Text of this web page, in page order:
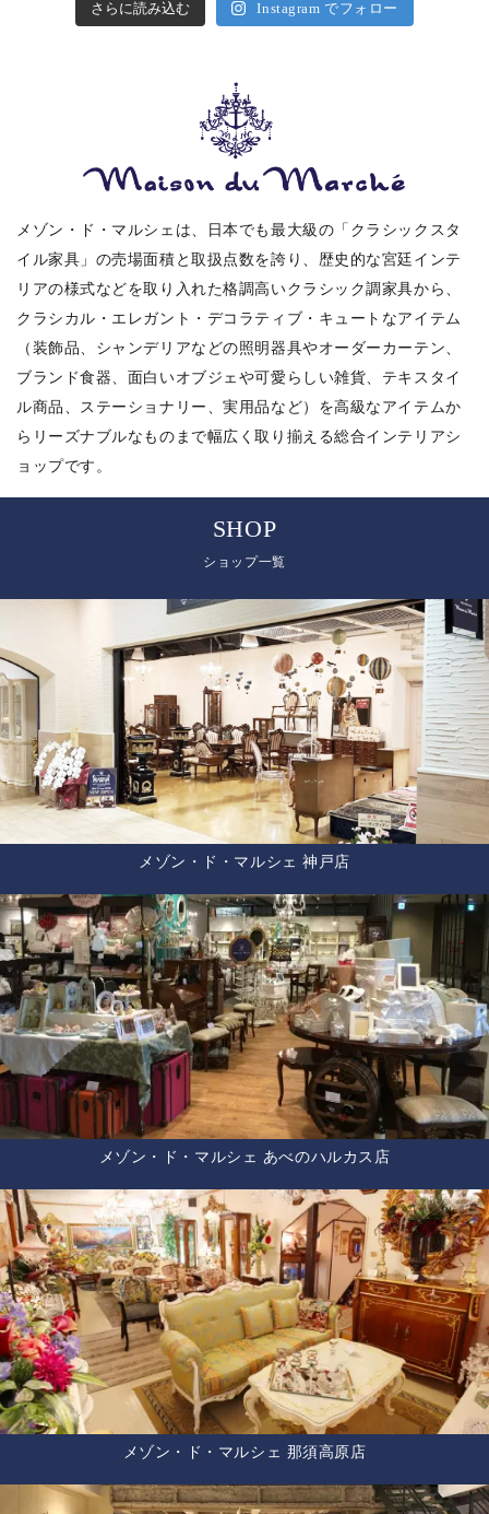
さらに読み込む Instagram でフォロー
メゾン・ド・マルシェは、日本でも最大級の「クラシックスタ
イル家具」の売場面積と取扱点数を誇り、歴史的な宮廷インテ
リアの様式などを取り入れた格調高いクラシック調家具から、
クラシカル・エレガント・デコラティブ・キュートなアイテム
（装飾品、シャンデリアなどの照明器具やオーダーカーテン、
ブランド食器、面白いオブジェや可愛らしい雑貨、テキスタイ
ル商品、ステーショナリー、実用品など）を高級なアイテムか
らリーズナブルなものまで幅広く取り揃える総合インテリアシ
ョップです。
SHOP
ショップ一覧
メゾン・ド・マルシェ 神戸店
メゾン・ド・マルシェ あべのハルカス店
メゾン・ド・マルシェ 那須高原店